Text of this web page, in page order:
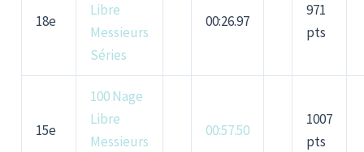
18e
Libre
Messieurs
Séries
00:26.97
971
pts
15e
100 Nage
Libre
Messieurs
00:57.50
1007
pts